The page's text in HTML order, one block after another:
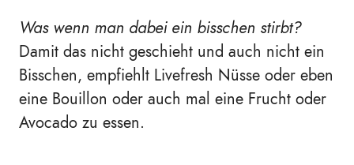
Was wenn man dabei ein bisschen stirbt?
Damit das nicht geschieht und auch nicht ein
Bisschen, empfiehlt Livefresh Nüsse oder eben
eine Bouillon oder auch mal eine Frucht oder
Avocado zu essen.